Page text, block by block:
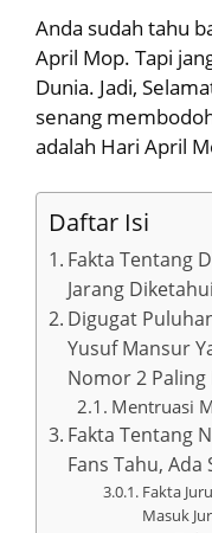
Anda sudah tahu
April Mop. Tapi
Dunia. Jadi,
senang
adalah Hari April
Daftar Isi
Fakta Tentang
Jarang Diketahui
Digugat
Yusuf Mansur
Nomor 2
Mentruasi
Fakta Tentang
Fans Tahu, Ada
Fakta
Masuk